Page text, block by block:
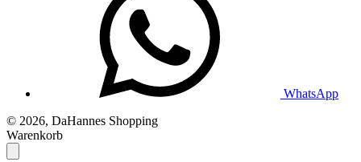
WhatsApp
© 2026, DaHannes Shopping
Warenkorb